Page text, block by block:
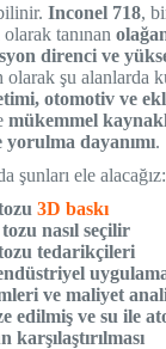
Inconel 718,
tanınan
direnci ve
olarak şu alanlarda
otomotiv ve
mükemmel
dayanımı.
şunları ele alacağız:
3D baskı
nasıl seçilir
tedarikçileri
ve maliyet
edilmiş ve su ile
karşılaştırılması